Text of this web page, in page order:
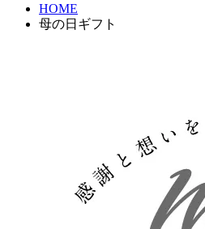
HOME
母の日ギフト